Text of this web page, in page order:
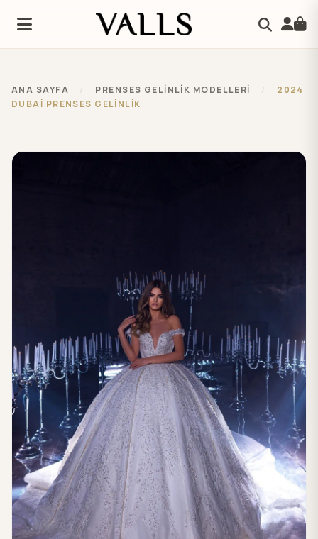
ANA SAYFA PRENSES GELİNLİK MODELLERİ
2024
DUBAİ PRENSES GELİNLİK